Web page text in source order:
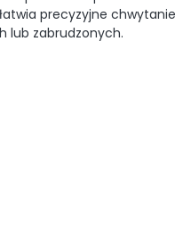
precyzyjne
lub zabrudzonych.